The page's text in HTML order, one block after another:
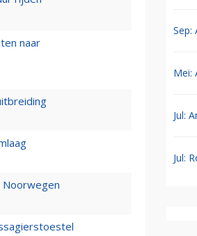
naar
Noorwegen
Sep:
Mei:
Jul:
Jul: